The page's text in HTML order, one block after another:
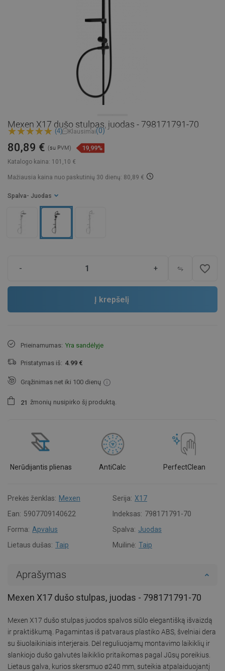
Mexen X17 dušo stulpas, juodas - 798171791-70
(4) Klausimai(0)
Katalogo kaina: 101,10 €
80,89 € (su PVM) 19,99%
Mažiausia kaina nuo paskutinių 30 dienų: 80,89 €
Spalva - Juodas
- + favorite_border
Į krepšelį
Prieinamumas: Yra sandėlyje
Pristatymas iš: 4.99 €
Grąžinimas net iki 100 dienų
21 žmonių nusipirko šį produktą.
Nerūdijantis plienas AntiCalc PerfectClean
Prekės ženklas: Mexen Serija: X17
Ean: 5907709140622 Indeksas: 798171791-70
Forma: Apvalus Spalva: Juodas
Lietaus dušas: Taip Muilinė: Taip
Aprašymas
Mexen X17 dušo stulpas, juodas - 798171791-70
Mexen X17 dušo stulpas juodos spalvos siūlo elegantišką išvaizdą
ir praktiškumą. Pagamintas iš patvaraus plastiko ABS, švelniai dera
su šiuolaikiniais interjerais. Dėl reguliuojamų montavimo laikiklių ir
slankiojo dušo galvutės laikiklio pritaikomas pagal Jūsų poreikius.
Lietaus galva, kurios skersmuo ø240 mm, suteikia atpalaiduojantį